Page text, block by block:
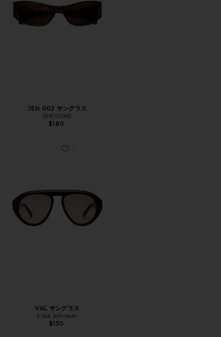
JEN 002 サングラス
SHEVOKE
$180
Favorite VAL サングラス
VAL サングラス
Elisa Johnson
$150